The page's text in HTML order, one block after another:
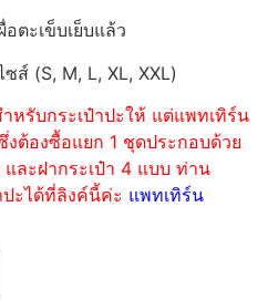
ตะเข็บเย็บแล้ว
ส์ (S, M, L, XL, XXL)
หรับกระเป๋าปะให้ แต่แพทเทิร์น
งต้องซื้อแยก 1 ชุดประกอบด้วย
ละฝากระเป๋า 4 แบบ ท่าน
ะได้ที่ลิงค์นี้ค่ะ แพทเทิร์น